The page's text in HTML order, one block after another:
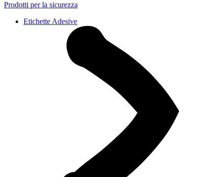
Prodotti per la sicurezza
Etichette Adesive